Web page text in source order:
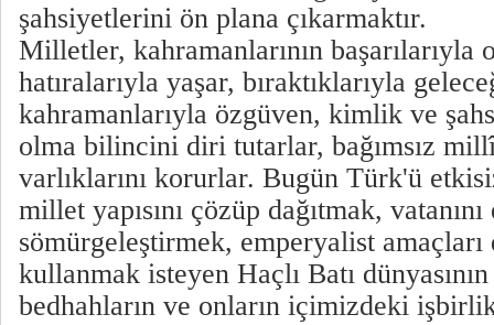
şahsiyetlerini ön plana çıkarmaktır.
Milletler, kahramanlarının başarılarıyla
hatıralarıyla yaşar, bıraktıklarıyla
kahramanlarıyla özgüven, kimlik ve
olma bilincini diri tutarlar, bağımsız
varlıklarını korurlar. Bugün Türk'ü
millet yapısını çözüp dağıtmak,
sömürgeleştirmek, emperyalist amaçları
kullanmak isteyen Haçlı Batı
bedhahların ve onların içimizdeki